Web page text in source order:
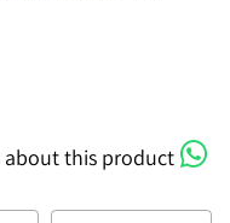
about this product